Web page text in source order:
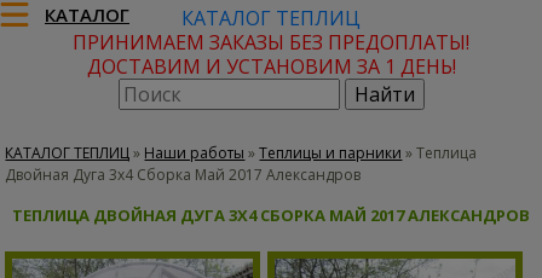
КАТАЛОГ
КАТАЛОГ ТЕПЛИЦ
ПРИНИМАЕМ ЗАКАЗЫ БЕЗ ПРЕДОПЛАТЫ!
ДОСТАВИМ И УСТАНОВИМ ЗА 1 ДЕНЬ!
КАТАЛОГ ТЕПЛИЦ» Наши работы »Теплицы и парники »Теплица
Двойная Дуга 3х4 Сборка Май 2017 Александров
ТЕПЛИЦА ДВОЙНАЯ ДУГА 3Х4 СБОРКА МАЙ 2017 АЛЕКСАНДРОВ